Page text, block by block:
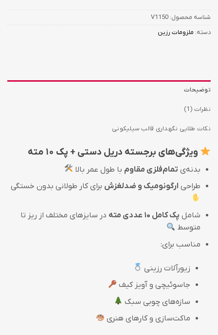
شناسه محصول: V1150
دسته: ملزومات رزین
توضیحات
نظرات (1)
نکات طلایی نگهداری قالب سیلیکونی
ویژگی‌های برجسته دریل دستی + پک ۱۰ مته
بدنه‌ی تمام‌فلزی مقاوم با طول عمر بالا
طراحی ارگونومیک و ضدلغزش برای کار طولانی بدون خستگی
شامل پک کامل ۱۰ عددی مته
در سایزهای مختلف از ریز تا
متوسط
مناسب برای:
زیورآلات رزینی
جاسوئیچی و آویز کیف
سازه‌های چوبی سبک
ماکت‌سازی و کارهای هنری